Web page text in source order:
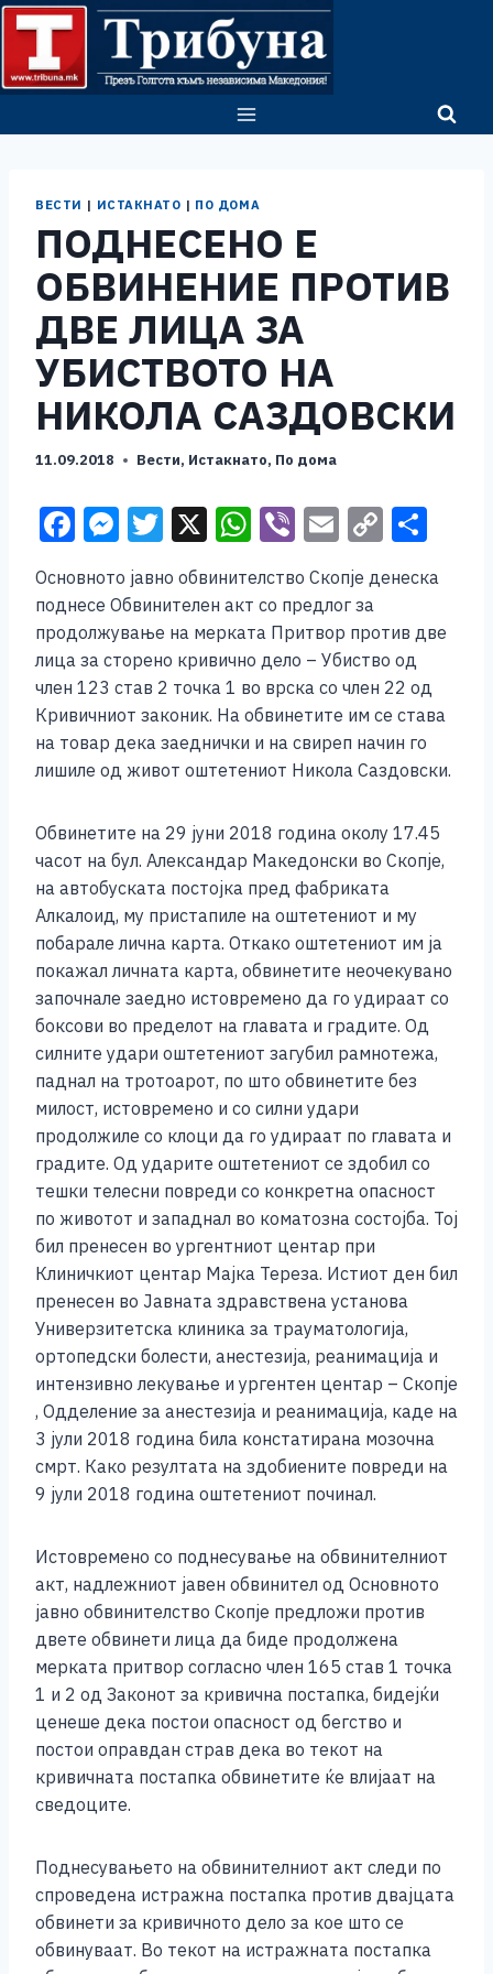
Skip
content
ВЕСТИ | ИСТАКНАТО | ПО ДОМА
ПОДНЕСЕНО Е
ОБВИНЕНИЕ ПРОТИВ
ДВЕ ЛИЦА ЗА
УБИСТВОТО НА
НИКОЛА САЗДОВСКИ
11.09.2018 Вести, Истакнато, По дома
F
c
e
b
o
o
k
M
e
ss
e
n
g
er
T
wi
tt
er
X W
at
s
A
p
p
Vi
b
er
E
m
ai
l
C
p
y
Li
n
k
ar
e
Основното јавно обвинителство Скопје денеска
поднесе Обвинителен акт со предлог за
продолжување на мерката Притвор против две
лица за сторено кривично дело – Убиство од
член 123 став 2 точка 1 во врска со член 22 од
Кривичниот законик. На обвинетите им се става
на товар дека заеднички и на свиреп начин го
лишиле од живот оштетениот Никола Саздовски.
Обвинетите на 29 јуни 2018 година околу 17.45
часот на бул. Александар Македонски во Скопје,
на автобуската постојка пред фабриката
Алкалоид, му пристапиле на оштетениот и му
побарале лична карта. Откако оштетениот им ја
покажал личната карта, обвинетите неочекувано
започнале заедно истовремено да го удираат со
боксови во пределот на главата и градите. Од
силните удари оштетениот загубил рамнотежа,
паднал на тротоарот, по што обвинетите без
милост, истовремено и со силни удари
продолжиле со клоци да го удираат по главата и
градите. Од ударите оштетениот се здобил со
тешки телесни повреди со конкретна опасност
по животот и западнал во коматозна состојба. Тој
бил пренесен во ургентниот центар при
Клиничкиот центар Мајка Тереза. Истиот ден бил
пренесен во Јавната здравствена установа
Универзитетска клиника за трауматологија,
ортопедски болести, анестезија, реанимација и
интензивно лекување и ургентен центар – Скопје
, Одделение за анестезија и реанимација, каде на
3 јули 2018 година била констатирана мозочна
смрт. Како резултата на здобиените повреди на
9 јули 2018 година оштетениот починал.
Истовремено со поднесување на обвинителниот
акт, надлежниот јавен обвинител од Основното
јавно обвинителство Скопје предложи против
двете обвинети лица да биде продолжена
мерката притвор согласно член 165 став 1 точка
1 и 2 од Законот за кривична постапка, бидејќи
ценеше дека постои опасност од бегство и
постои оправдан страв дека во текот на
кривичната постапка обвинетите ќе влијаат на
сведоците.
Поднесувањето на обвинителниот акт следи по
спроведена истражна постапка против двајцата
обвинети за кривичното дело за кое што се
обвинуваат. Во текот на истражната постапка